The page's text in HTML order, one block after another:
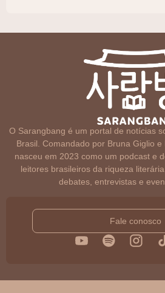
O Sarangbang é um portal de notícias
Brasil. Comandado por Bruna Giglio
nasceu em 2023 como um podcast e
leitores brasileiros da riqueza
debates, entrevistas e
Fale conosco